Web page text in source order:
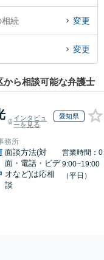
豊富な近くの弁護士を検索
律相談できる静岡市駿河区
者さんにおすすめです。
相続 変更
変更
ら相談可能な弁護士
インタビュ
ーを見る
愛知県
務所
面談方法(対
面・電話・ビデ
オなど)は応相
談
営業時間：0
9:00~19:00
（平日）